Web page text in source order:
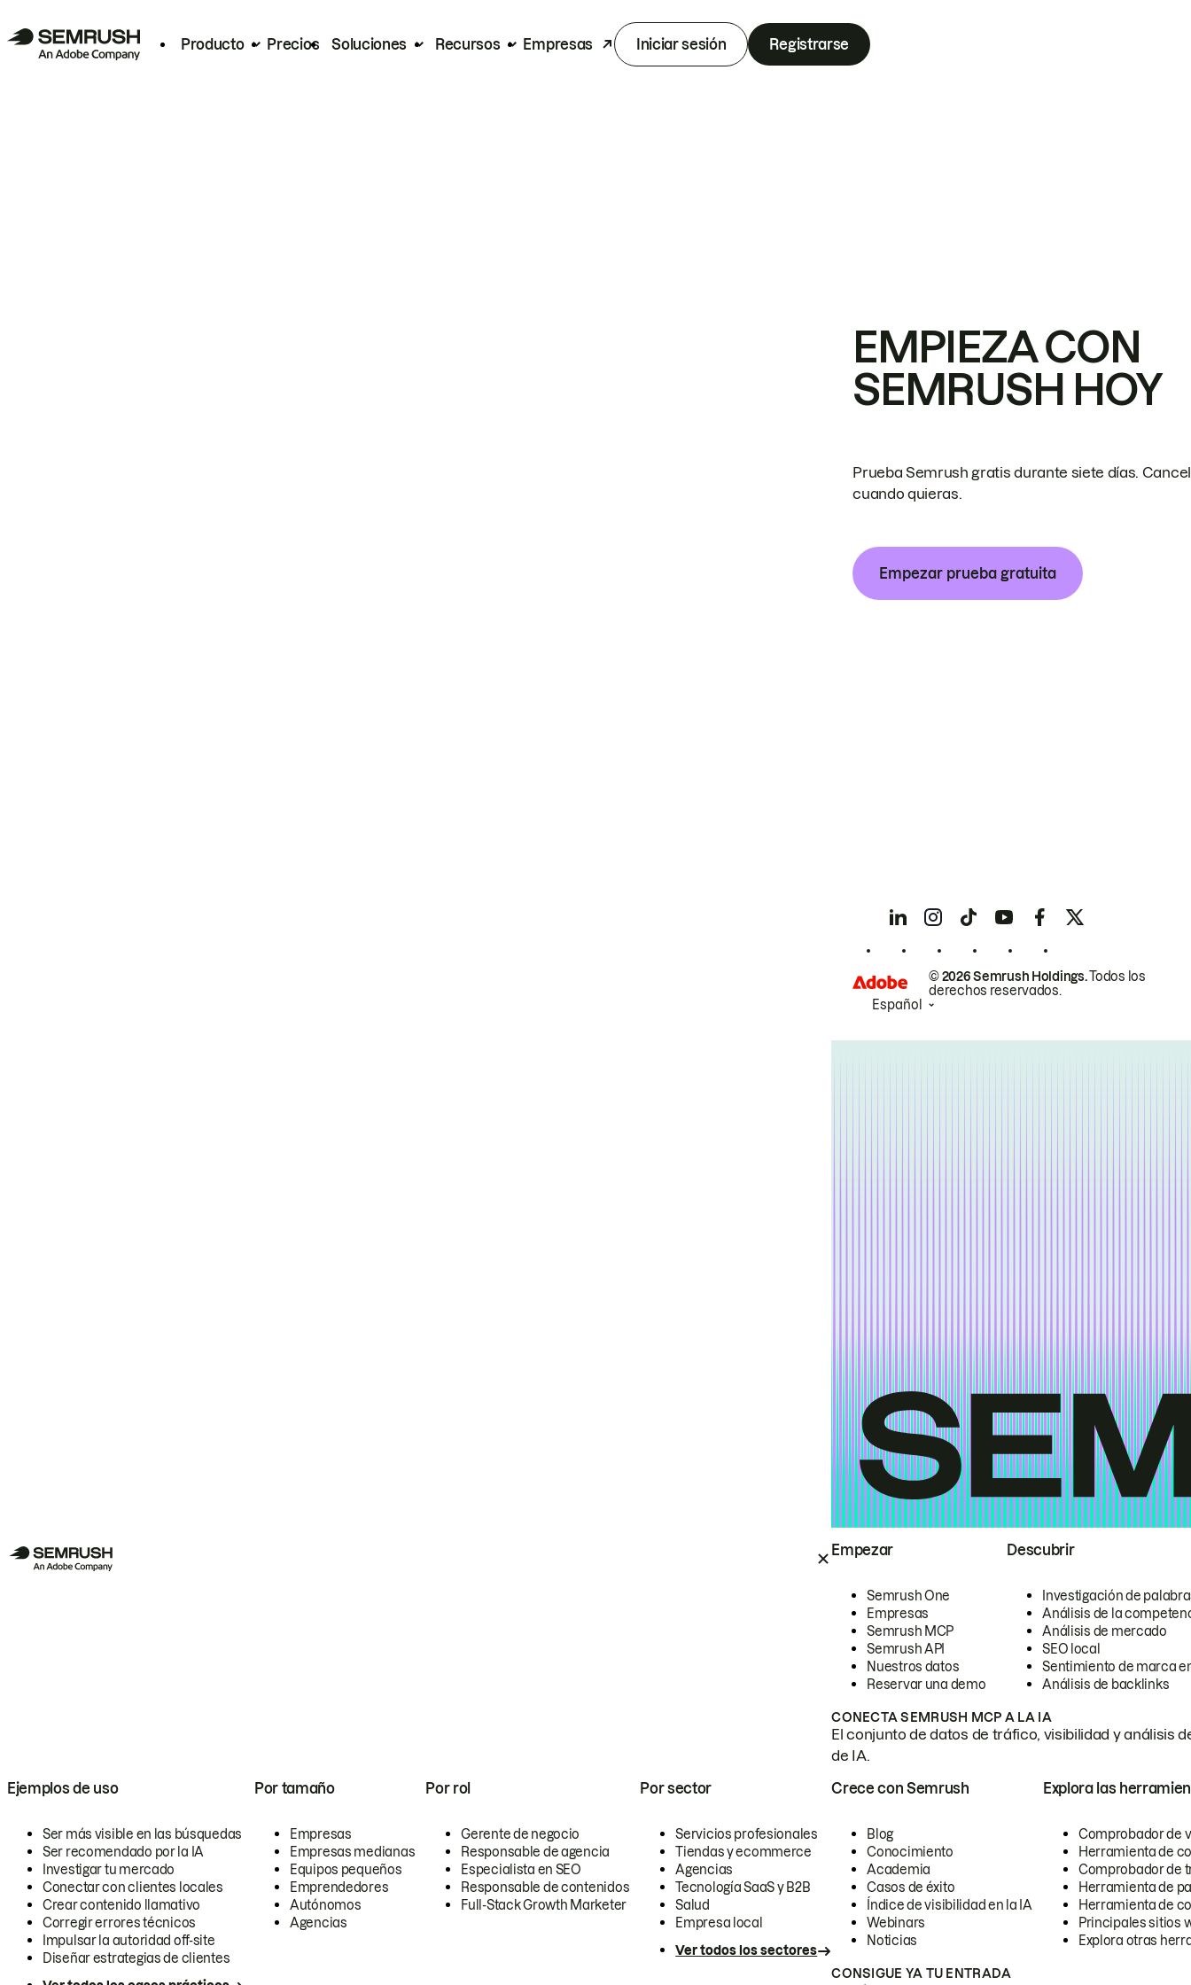
Producto Precios Soluciones Recursos Empresas Iniciar sesión Registrarse
Empezar
Semrush One
Empresas
Semrush MCP
Semrush API
Nuestros datos
Reservar una demo
Descubrir
Investigación de
Análisis de la
Análisis de mercado
SEO local
Sentimiento de marca
Análisis de backlinks
CONECTA SEMRUSH MCP A LA IA
El conjunto de datos de tráfico, visibilidad y análisis
de IA.
Ejemplos de uso
Ser más visible en las búsquedas
Ser recomendado por la IA
Investigar tu mercado
Conectar con clientes locales
Crear contenido llamativo
Corregir errores técnicos
Impulsar la autoridad off-site
Diseñar estrategias de clientes
Por tamaño
Empresas
Empresas medianas
Equipos pequeños
Emprendedores
Autónomos
Agencias
Por rol
Gerente de negocio
Responsable de agencia
Especialista en SEO
Responsable de contenidos
Full-Stack Growth Marketer
Por sector
Servicios profesionales
Tiendas y ecommerce
Agencias
Tecnología SaaS y B2B
Salud
Empresa local
Ver todos los sectores
Crece con Semrush
Blog
Conocimiento
Academia
Casos de éxito
Índice de visibilidad en la IA
Webinars
Noticias
Explora las
Comprobador de
Herramienta de
Comprobador de
Herramienta de
Herramienta de
Principales sitios
Explora otras
CONSIGUE YA TU ENTRADA
EMPIEZA CON
SEMRUSH HOY
Prueba Semrush gratis durante siete días.
cuando quieras.
Empezar prueba gratuita
© 2026 Semrush Holdings.Todos los
derechos reservados.
Español